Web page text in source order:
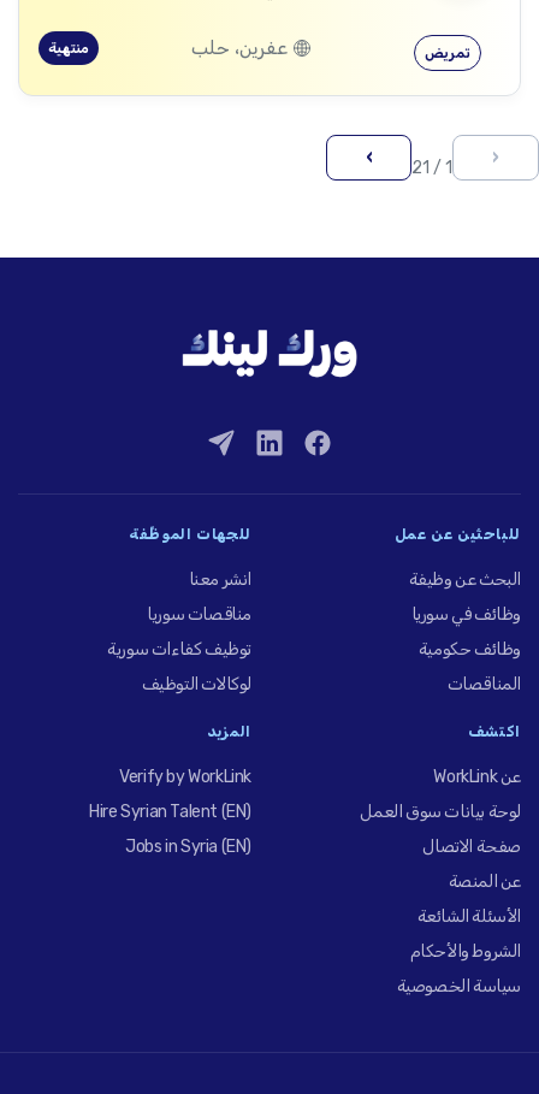
تمريض عفرين، حلب منتهية
‹
1 / 21
›
للباحثين عن عمل
البحث عن وظيفة
وظائف في سوريا
وظائف حكومية
المناقصات
للجهات الموظِّفة
انشر معنا
مناقصات سوريا
توظيف كفاءات سورية
لوكالات التوظيف
اكتشف
عن WorkLink
لوحة بيانات سوق العمل
صفحة الاتصال
عن المنصة
الأسئلة الشائعة
الشروط والأحكام
سياسة الخصوصية
المزيد
Verify by WorkLink
Hire Syrian Talent (EN)
Jobs in Syria (EN)